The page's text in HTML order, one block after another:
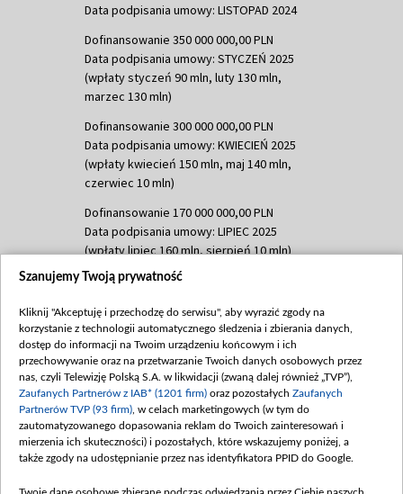
Data podpisania umowy: LISTOPAD 2024
Dofinansowanie 350 000 000,00 PLN
Data podpisania umowy: STYCZEŃ 2025
(wpłaty styczeń 90 mln, luty 130 mln,
marzec 130 mln)
Dofinansowanie 300 000 000,00 PLN
Data podpisania umowy: KWIECIEŃ 2025
(wpłaty kwiecień 150 mln, maj 140 mln,
czerwiec 10 mln)
Dofinansowanie 170 000 000,00 PLN
Data podpisania umowy: LIPIEC 2025
(wpłaty lipiec 160 mln, sierpień 10 mln)
Dofinansowanie 60 000 000,00 PLN
(wpłata wrzesień 60 mln)
Dofinansowanie 635 783 051,21 PLN
Data podpisania umowy: WRZESIEŃ 2025
(wpłata wrzesień 100 mln, październik 350
mln, listopad 265 mln)
Dofinansowanie 48 862 000,00 PLN
Data podpisania umowy: GRUDZIEŃ 2025
Szanujemy Twoją prywatność
Kliknij "Akceptuję i przechodzę do serwisu", aby wyrazić zgody na
korzystanie z technologii automatycznego śledzenia i zbierania danych,
dostęp do informacji na Twoim urządzeniu końcowym i ich
przechowywanie oraz na przetwarzanie Twoich danych osobowych przez
nas, czyli Telewizję Polską S.A. w likwidacji (zwaną dalej również „TVP”),
Zaufanych Partnerów z IAB* (1201 firm) oraz pozostałych Zaufanych
Partnerów TVP (93 firm) , w celach marketingowych (w tym do
zautomatyzowanego dopasowania reklam do Twoich zainteresowań i
mierzenia ich skuteczności) i pozostałych, które wskazujemy poniżej, a
także zgody na udostępnianie przez nas identyfikatora PPID do Google.